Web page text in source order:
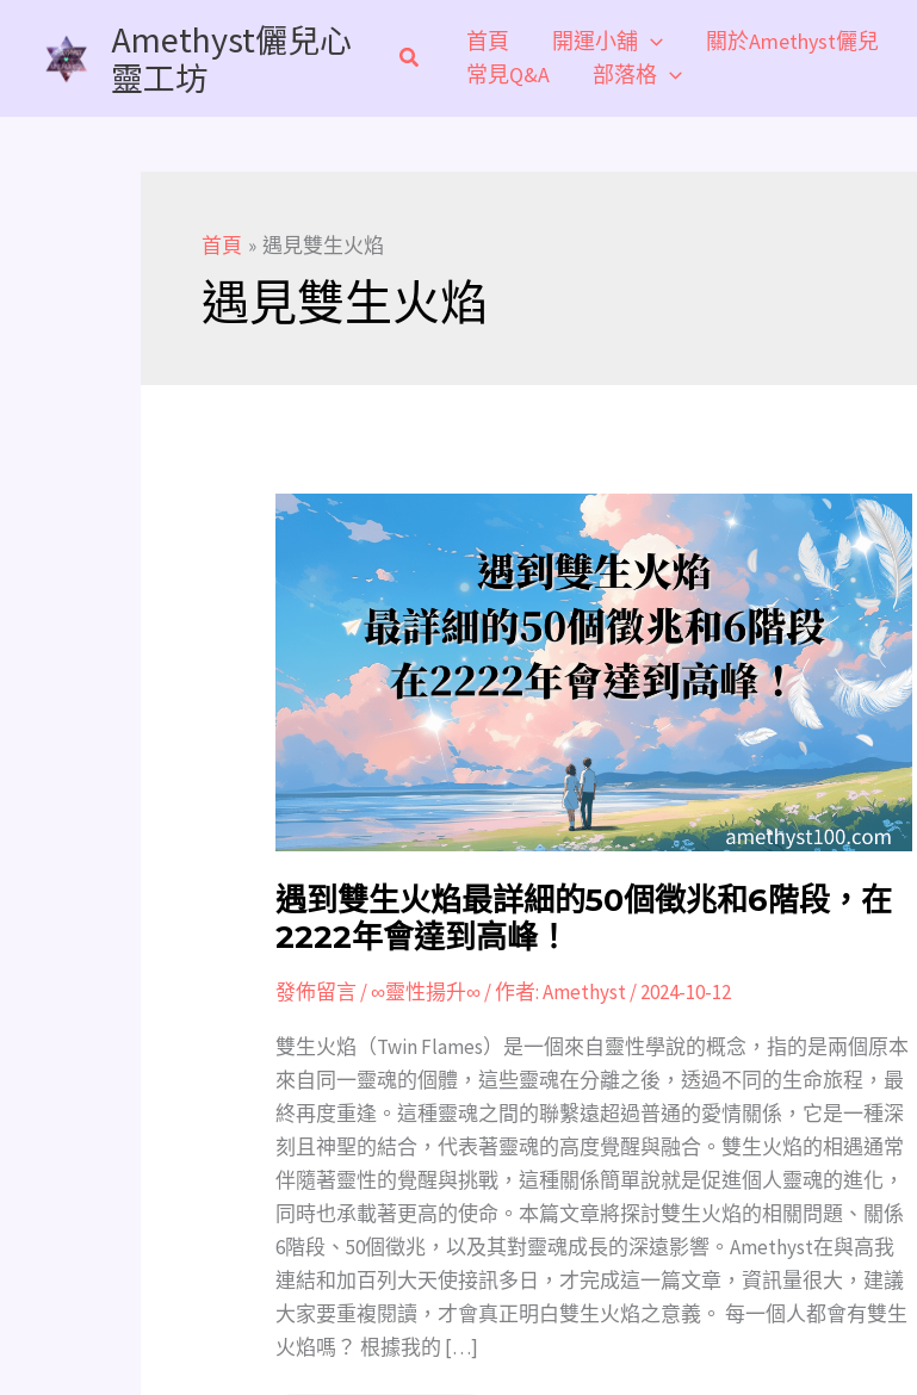
Amethyst儷兒心
靈工坊
首頁 開運小舖 關於Amethyst儷兒
常見Q&A
部落格
首頁 遇見雙生火焰
遇見雙生火焰
遇到雙生火焰最詳細的50個徵兆和6階段，在
2222年會達到高峰！
發佈留言/∞靈性揚升∞/ 作者:Amethyst /2024-10-12
雙生火焰（Twin Flames）是一個來自靈性學說的概念，指的是兩個原本
來自同一靈魂的個體，這些靈魂在分離之後，透過不同的生命旅程，最
終再度重逢。這種靈魂之間的聯繫遠超過普通的愛情關係，它是一種深
刻且神聖的結合，代表著靈魂的高度覺醒與融合。雙生火焰的相遇通常
伴隨著靈性的覺醒與挑戰，這種關係簡單說就是促進個人靈魂的進化，
同時也承載著更高的使命。本篇文章將探討雙生火焰的相關問題、關係
6階段、50個徵兆，以及其對靈魂成長的深遠影響。Amethyst在與高我
連結和加百列大天使接訊多日，才完成這一篇文章，資訊量很大，建議
大家要重複閱讀，才會真正明白雙生火焰之意義。 每一個人都會有雙生
火焰嗎？ 根據我的 […]
遇
雙
生
焰
最
詳
細
的
50
個
徵
兆
和
6
段，
在
2222
年
會
達
到
高
峰！